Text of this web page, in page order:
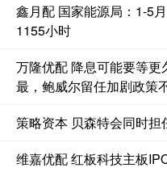
鑫月配 国家能源局：1-5
1155小时
万隆优配 降息可能要等
最，鲍威尔留任加剧政策
策略资本 贝森特会同时担
维嘉优配 红板科技主板